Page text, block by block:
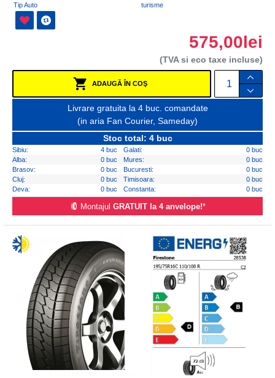
Tip Auto
turisme
575,00lei
(TVA si eco taxe incluse)
ADAUGĂ ÎN COŞ
Livrare gratuita la 4 buc. comandate
(in aria Fan Courier, Sameday)
Stoc total: 4 buc
Sibiu: 4 buc Galati:
0 buc
Alba:
0 buc Mures:
0 buc
Brasov:
0 buc Bucuresti:
0 buc
Cluj:
0 buc Timisoara:
0 buc
Deva:
0 buc Constanta: 0 buc
Montajul GRATUIT la 4 anvelope!*